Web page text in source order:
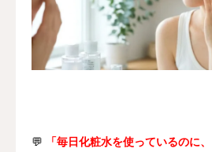
💬
「毎日化粧水を使っているのに
採用情報
その他
简体中文 日本語 English